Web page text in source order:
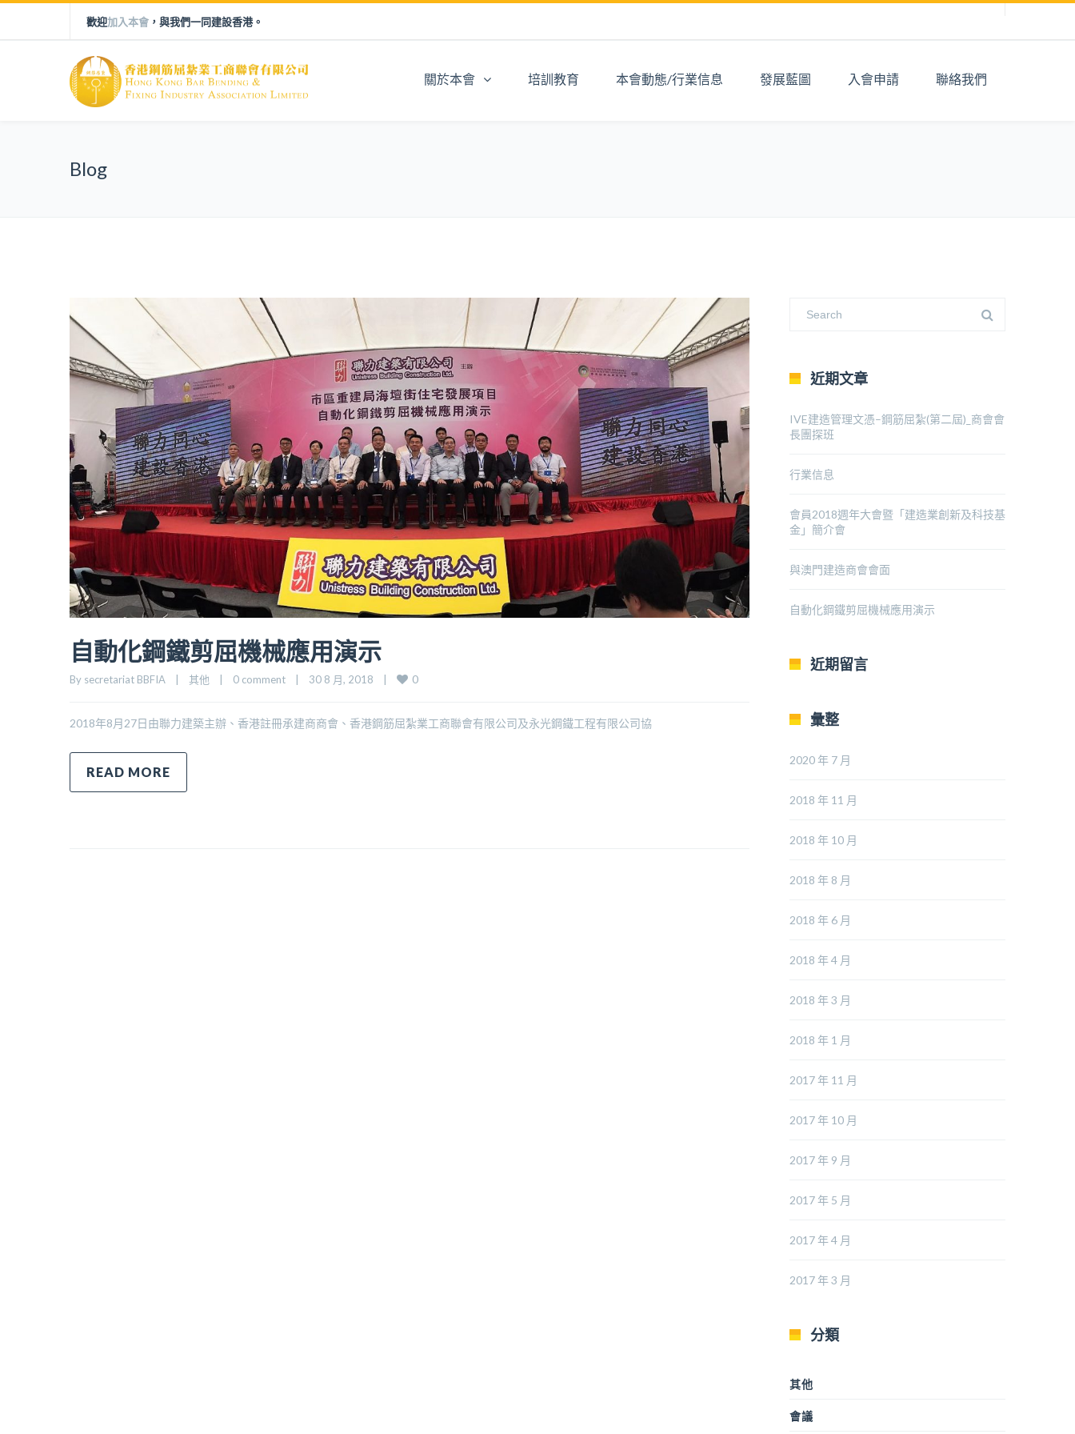
歡迎加入本會 ，與我們一同建設香港。
關於本會 培訓教育 本會動態/行業信息 發展藍圖 入會申請 聯絡我們
Blog
自動化鋼鐵剪屈機械應用演示
By secretariat BBFIA    | 其他 0 comment
    |    30 8 月, 2018    |
0
2018年8月27日由聯力建築主辦、香港註冊承建商商會、香港鋼筋屈紮業工商聯會有限公司及永光鋼鐵工程有限公司協
READ MORE
近期文章
IVE建造管理文憑–鋼筋屈紮(第二屆)_商會會
長團探班
行業信息
會員2018週年大會暨「建造業創新及科技基
金」簡介會
與澳門建造商會會面
自動化鋼鐵剪屈機械應用演示
近期留言
彙整
2020 年 7 月
2018 年 11 月
2018 年 10 月
2018 年 8 月
2018 年 6 月
2018 年 4 月
2018 年 3 月
2018 年 1 月
2017 年 11 月
2017 年 10 月
2017 年 9 月
2017 年 5 月
2017 年 4 月
2017 年 3 月
分類
其他
會議